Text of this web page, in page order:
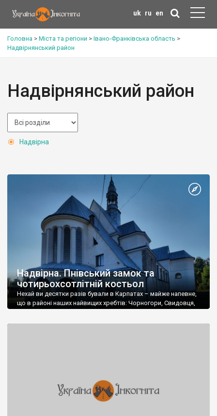
uk ru en
Головна > Міста та регіони > Івано-Франківська область >
Надвірнянський район
Надвірнянський район
Надвірна
Надвірна. Пнівський замок та
чотирьохсотлітній костьол
Нехай ви десятки разів бували в Карпатах – майже напевне,
що в районі наших найвищих хребтів: Чорногори, Свидовця,